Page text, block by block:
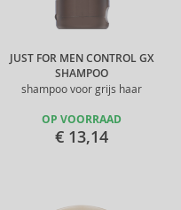
JUST FOR MEN CONTROL GX
SHAMPOO
shampoo voor grijs haar
OP VOORRAAD
€ 13,14